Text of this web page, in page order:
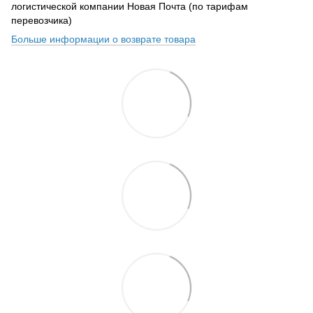
логистической компании Новая Почта (по тарифам
перевозчика)
Больше информации о возврате товара